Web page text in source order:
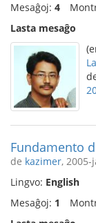
Mesaĝoj: 4
Lasta mesaĝo
Fundamento
de kazimer,
Lingvo: English
Mesaĝoj: 1